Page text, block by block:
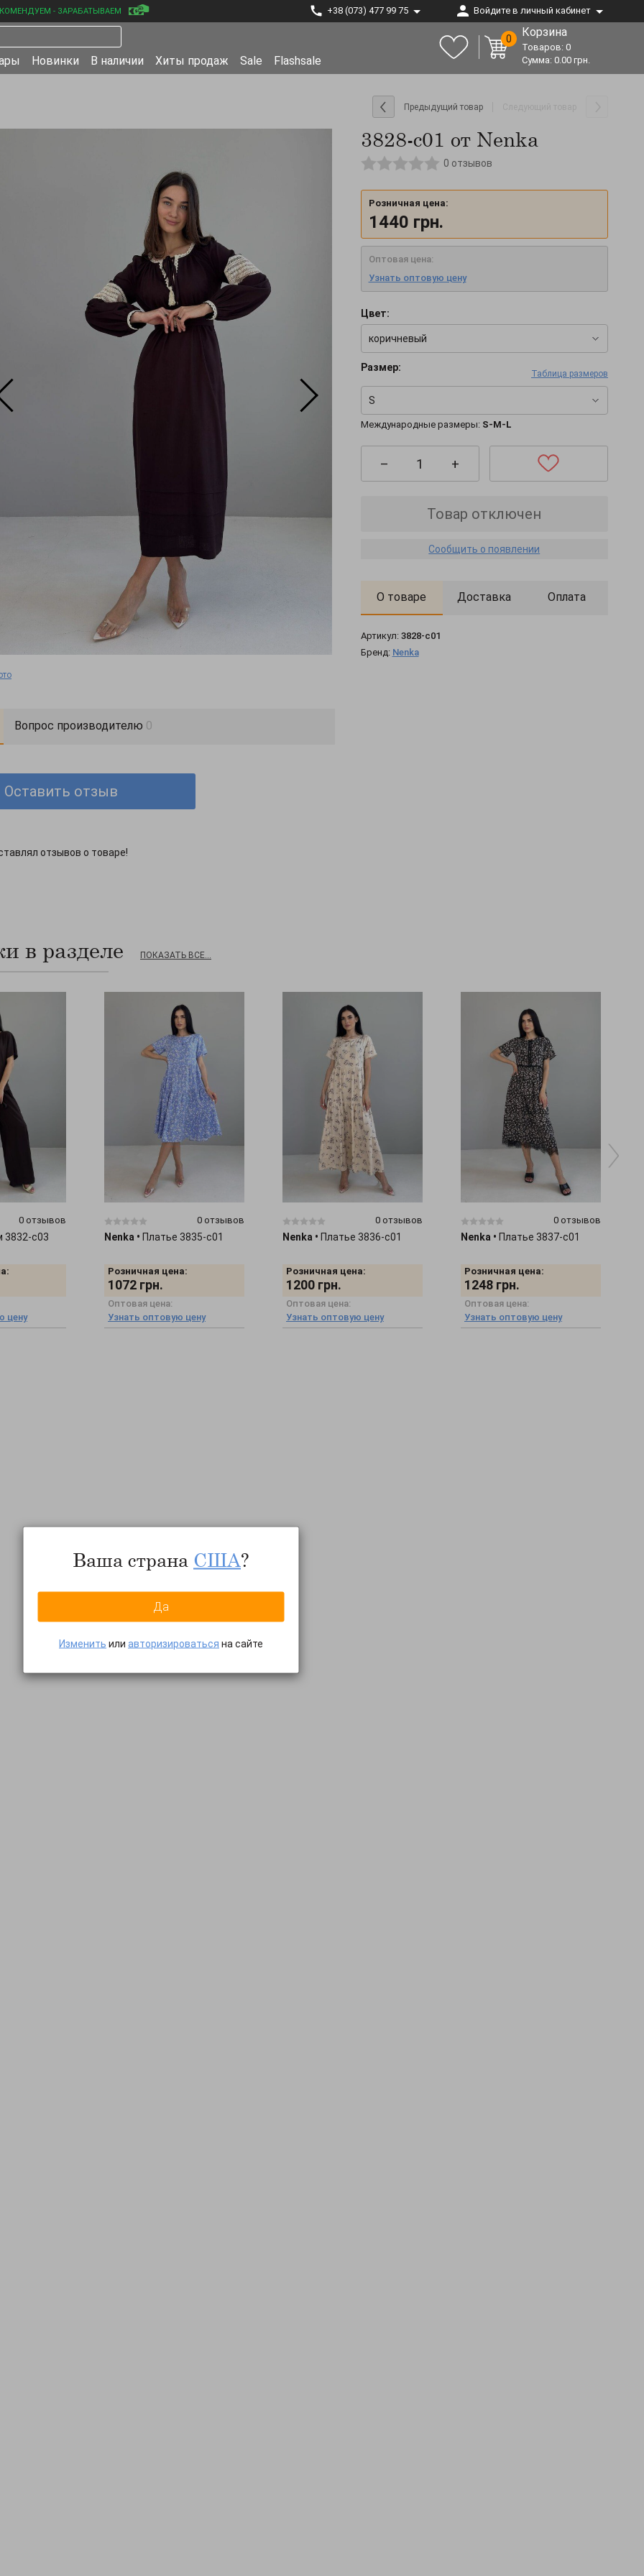
- ЗАРАБАТЫВАЕМ +38 (073) 477 99 75 Войдите в личный кабинет
Новинки В наличии Хиты продаж Sale Flashsale
0 Корзина
Товаров: 0
Сумма: 0.00 грн.
Предыдущий товар
3828-c01 от Nenka
0 отзывов
Розничная цена:
1440 грн.
Оптовая цена:
Узнать оптовую цену
Цвет:
коричневый
Размер:
Таблица размеров
S
Международные размеры: S-M-L
– +
Товар отключен
Сообщить о появлении
О товаре Доставка Оплата
Артикул: 3828-c01
Бренд: Nenka
Вопрос производителю 0
Оставить отзыв
отзывов о товаре!
в разделе ПОКАЗАТЬ ВСЕ...
0 отзывов
3832-c03
цену
0 отзывов
Nenka • Платье 3835-c01
Розничная цена:
1072 грн.
Оптовая цена:
Узнать оптовую цену
0 отзывов
Nenka • Платье 3836-c01
Розничная цена:
1200 грн.
Оптовая цена:
Узнать оптовую цену
0 отзывов
Nenka • Платье 3837-c01
Розничная цена:
1248 грн.
Оптовая цена:
Узнать оптовую цену
Ваша страна США?
Да
Изменить или авторизироваться на сайте